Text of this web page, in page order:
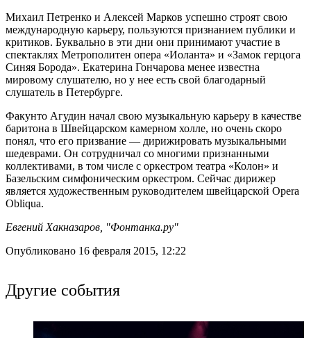
Михаил Петренко и Алексей Марков успешно строят свою
международную карьеру, пользуются признанием публики и
критиков. Буквально в эти дни они принимают участие в
спектаклях Метрополитен опера «Иоланта» и «Замок герцога
Синяя Борода». Екатерина Гончарова менее известна
мировому слушателю, но у нее есть свой благодарный
слушатель в Петербурге.
Факунто Агудин начал свою музыкальную карьеру в качестве
баритона в Швейцарском камерном холле, но очень скоро
понял, что его призвание — дирижировать музыкальными
шедеврами. Он сотрудничал со многими признанными
коллективами, в том числе с оркестром театра «Колон» и
Базельским симфоническим оркестром. Сейчас дирижер
является художественным руководителем швейцарской Opera
Obliqua.
Евгений Хакназаров, "Фонтанка.ру"
Опубликовано 16 февраля 2015, 12:22
Другие события